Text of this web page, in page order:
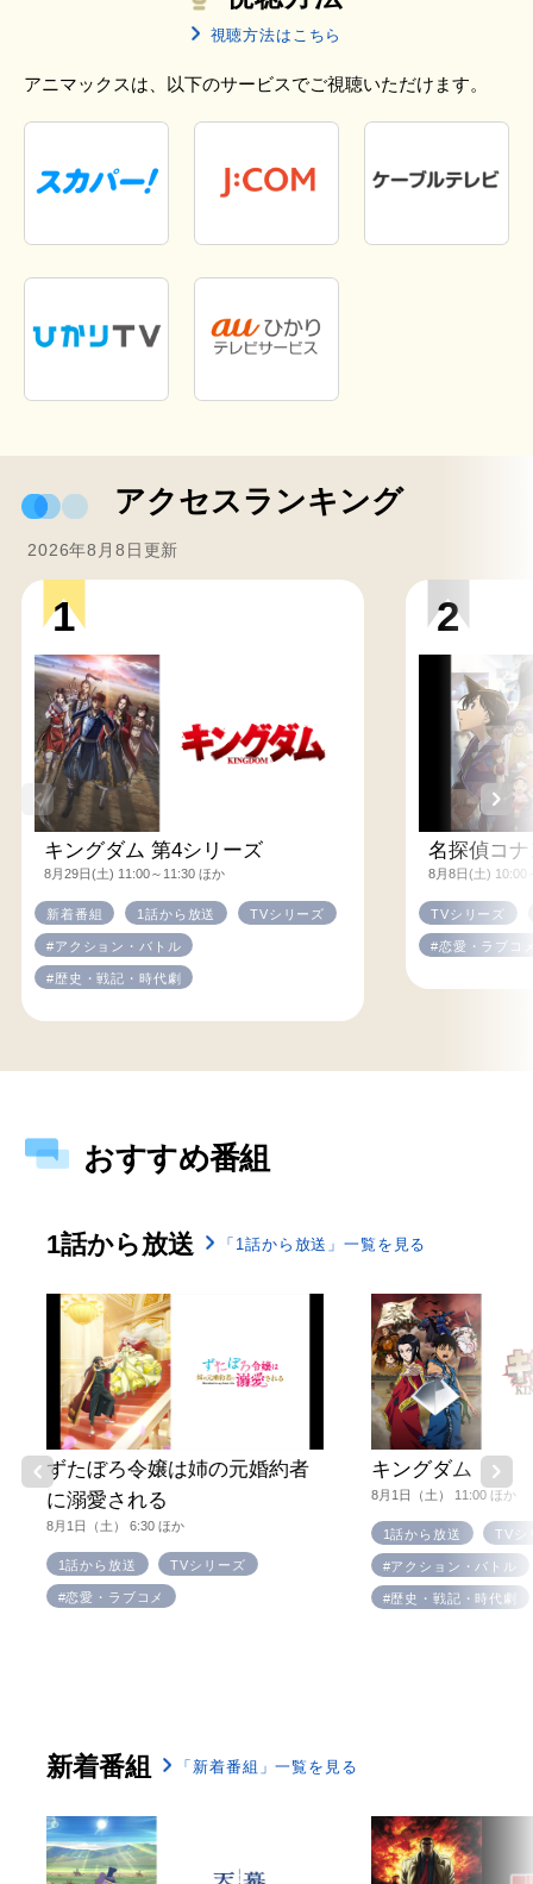
視聴方法はこちら
アニマックスは、以下のサービスでご視聴いただけます。
アクセスランキング
2026年8月8日更新
1
キングダム 第4シリーズ
8月29日(土) 11:00～11:30 ほか
新着番組 1話から放送 TVシリーズ
#アクション・バトル
#歴史・戦記・時代劇
2
名探偵コ
8月8日(土) 10:00
TVシリーズ
#恋愛・ラブコ
おすすめ番組
1話から放送 「1話から放送」一覧を見る
ずたぼろ令嬢は姉の元婚約者
に溺愛される
8月1日（土） 6:30 ほか
1話から放送 TVシリーズ
#恋愛・ラブコメ
キングダム
8月1日（土） 11:00 ほか
1話から放送 TVシ
#アクション・バトル
#歴史・戦記・時代劇
新着番組 「新着番組」一覧を見る